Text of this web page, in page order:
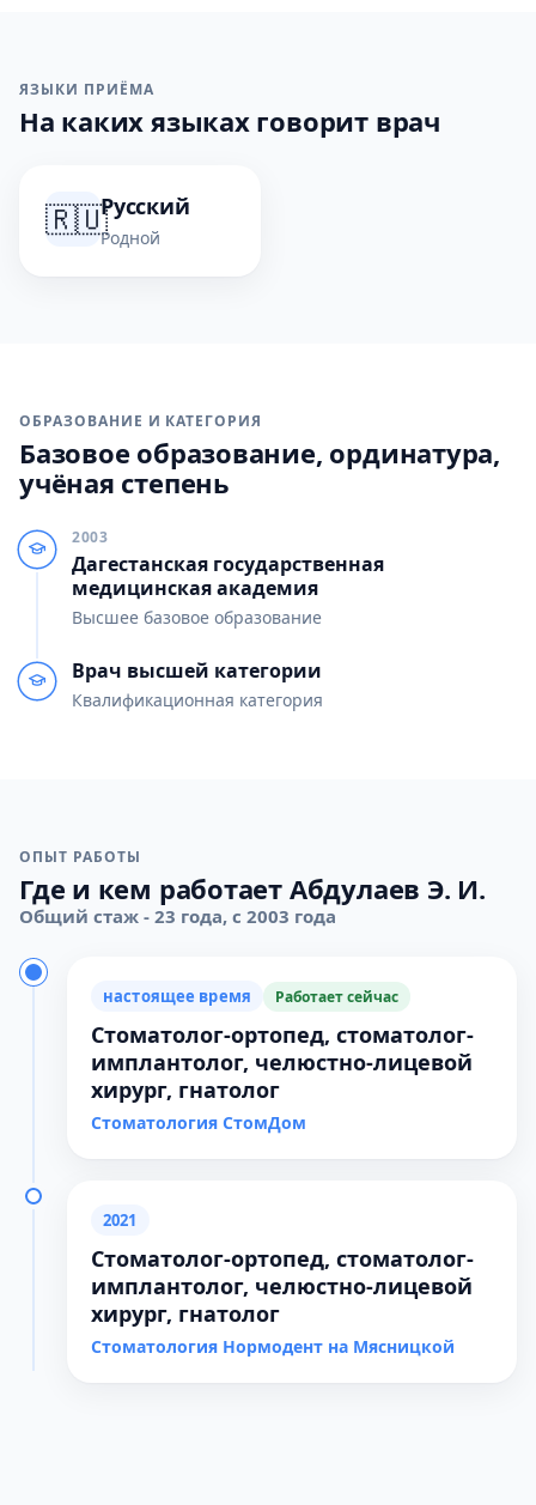
ЯЗЫКИ ПРИЁМА
На каких языках говорит врач
🇷🇺Русский
Родной
ОБРАЗОВАНИЕ И КАТЕГОРИЯ
Базовое образование, ординатура,
учёная степень
2003
Дагестанская государственная
медицинская академия
Высшее базовое образование
Врач высшей категории
Квалификационная категория
ОПЫТ РАБОТЫ
Где и кем работает Абдулаев Э. И.
Общий стаж - 23 года, с 2003 года
настоящее время Работает сейчас
Стоматолог-ортопед, стоматолог-
имплантолог, челюстно-лицевой
хирург, гнатолог
Стоматология СтомДом
2021
Стоматолог-ортопед, стоматолог-
имплантолог, челюстно-лицевой
хирург, гнатолог
Стоматология Нормодент на Мясницкой